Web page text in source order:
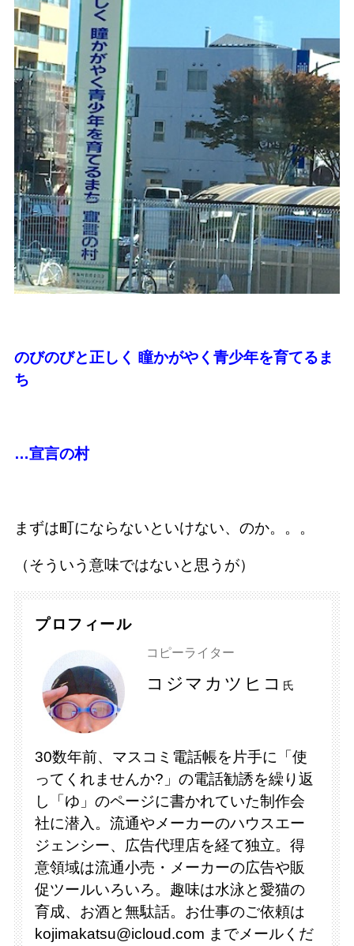
のびのびと正しく 瞳かがやく青少年を育てるま
ち
…宣言の村
まずは町にならないといけない、のか。。。
（そういう意味ではないと思うが）
プロフィール
コピーライター
コジマカツヒコ 氏
30数年前、マスコミ電話帳を片手に「使
ってくれませんか?」の電話勧誘を繰り返
し「ゆ」のページに書かれていた制作会
社に潜入。流通やメーカーのハウスエー
ジェンシー、広告代理店を経て独立。得
意領域は流通小売・メーカーの広告や販
促ツールいろいろ。趣味は水泳と愛猫の
育成、お酒と無駄話。お仕事のご依頼は
kojimakatsu@icloud.com までメールくだ